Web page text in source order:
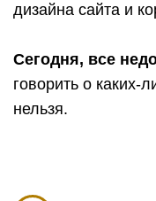
дизайна сайта и
Сегодня, все
говорить о каких-
нельзя.